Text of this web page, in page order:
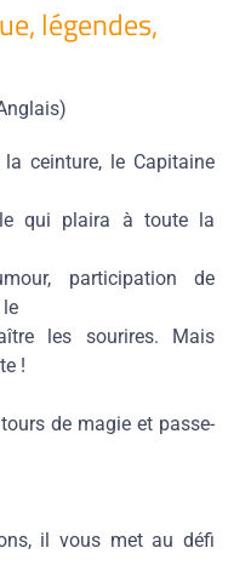
légendes,
ceinture, le Capitaine
qui plaira à toute la
participation de
le
les sourires. Mais
!
de magie et passe-
il vous met au défi